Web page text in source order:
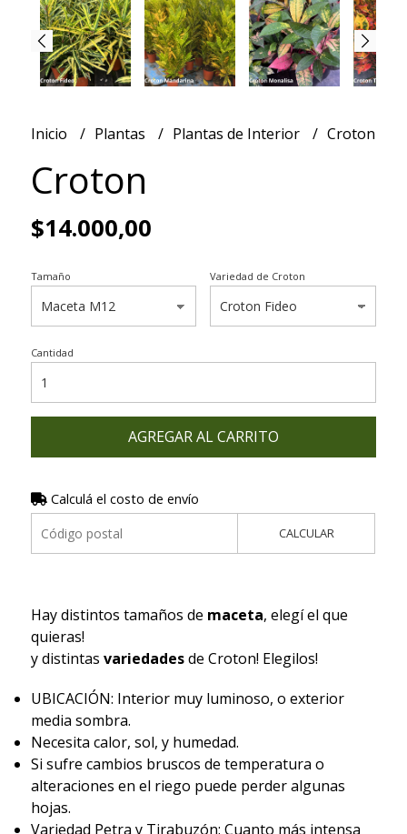
Inicio Plantas Plantas de Interior Croton
Croton
$14.000,00
Tamaño Variedad de Croton
Cantidad
AGREGAR AL CARRITO
Calculá el costo de envío
CALCULAR
Hay distintos tamaños de maceta, elegí el que
quieras!
y distintas variedadesde Croton! Elegilos!
UBICACIÓN: Interior muy luminoso, o exterior
media sombra.
Necesita calor, sol, y humedad.
Si sufre cambios bruscos de temperatura o
alteraciones en el riego puede perder algunas
hojas.
Variedad Petra y Tirabuzón: Cuanto más intensa